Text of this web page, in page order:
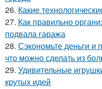
26. Какие
27. Как правильно
подвала гаража
28. Сэкономьте деньги и
что можно сделать из
29. Удивительные
крутых идей